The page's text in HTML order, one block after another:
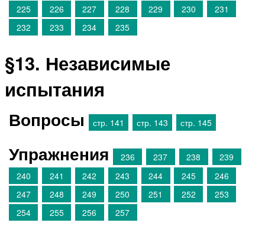
225
226 227 228 229 230
231
232
233 234 235
§13. Независимые
испытания
Вопросы стр. 141 стр. 143 стр. 145
Упражнения 236 237 238
239
240
241 242 243 244 245
246
247
248 249 250 251 252
253
254
255 256 257